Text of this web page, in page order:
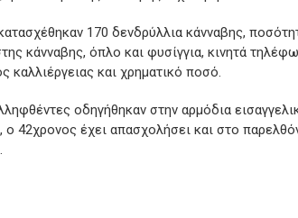
170 δενδρύλλια κάνναβης,
κάνναβης, όπλο και φυσίγγια, κινητά
καλλιέργειας και χρηματικό ποσό.
οδηγήθηκαν στην αρμόδια
ο 42χρονος έχει απασχολήσει και στο